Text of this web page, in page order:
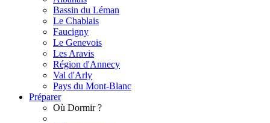
Bassin du Léman
Le Chablais
Faucigny
Le Genevois
Les Aravis
Région d'Annecy
Val d'Arly
Pays du Mont-Blanc
Préparer
Où Dormir ?